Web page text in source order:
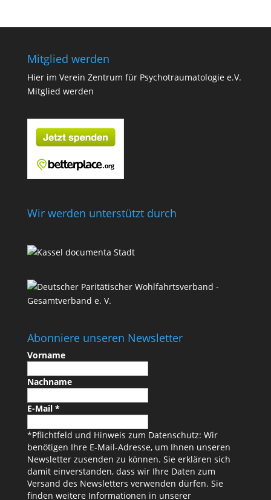
Mitglied werden
Hier im Verein Zentrum für Psychotraumatologie e.V.
Mitglied werden
Wir werden unterstützt durch
Abonniere unseren Newsletter
Vorname
Nachname
E-Mail *
*Pflichtfeld und Hinweis zum Datenschutz: Wir
benötigen Ihre E-Mail-Adresse, um Ihnen unseren
Newsletter zusenden zu können. Sie erklären sich
damit einverstanden, dass wir Ihre Daten zum
Versand des Newsletters verwenden dürfen. Sie
finden weitere Informationen in unserer